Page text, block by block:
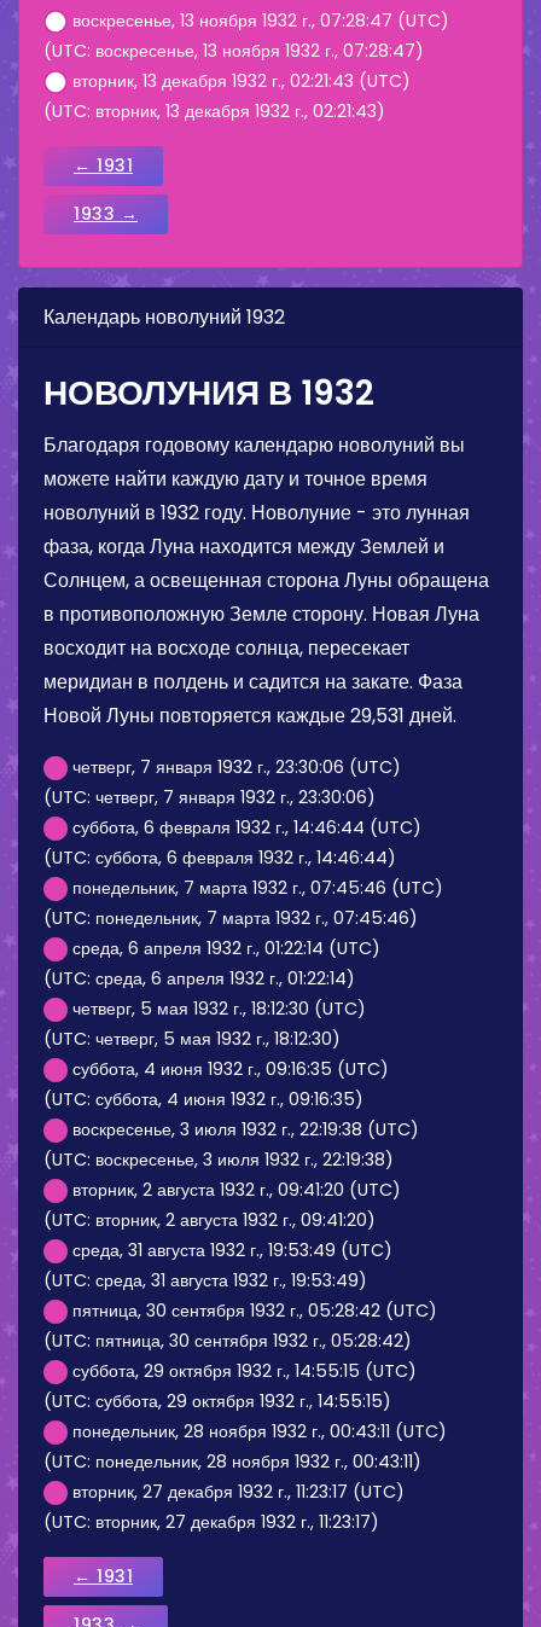
воскресенье, 13 ноября 1932 г., 07:28:47 (UTC)
(UTC: воскресенье, 13 ноября 1932 г., 07:28:47)
вторник, 13 декабря 1932 г., 02:21:43 (UTC)
(UTC: вторник, 13 декабря 1932 г., 02:21:43)
← 1931
1933 →
Календарь новолуний 1932
НОВОЛУНИЯ В 1932
Благодаря годовому календарю новолуний вы
можете найти каждую дату и точное время
новолуний в 1932 году. Новолуние - это лунная
фаза, когда Луна находится между Землей и
Солнцем, а освещенная сторона Луны обращена
в противоположную Земле сторону. Новая Луна
восходит на восходе солнца, пересекает
меридиан в полдень и садится на закате. Фаза
Новой Луны повторяется каждые 29,531 дней.
четверг, 7 января 1932 г., 23:30:06 (UTC)
(UTC: четверг, 7 января 1932 г., 23:30:06)
суббота, 6 февраля 1932 г., 14:46:44 (UTC)
(UTC: суббота, 6 февраля 1932 г., 14:46:44)
понедельник, 7 марта 1932 г., 07:45:46 (UTC)
(UTC: понедельник, 7 марта 1932 г., 07:45:46)
среда, 6 апреля 1932 г., 01:22:14 (UTC)
(UTC: среда, 6 апреля 1932 г., 01:22:14)
четверг, 5 мая 1932 г., 18:12:30 (UTC)
(UTC: четверг, 5 мая 1932 г., 18:12:30)
суббота, 4 июня 1932 г., 09:16:35 (UTC)
(UTC: суббота, 4 июня 1932 г., 09:16:35)
воскресенье, 3 июля 1932 г., 22:19:38 (UTC)
(UTC: воскресенье, 3 июля 1932 г., 22:19:38)
вторник, 2 августа 1932 г., 09:41:20 (UTC)
(UTC: вторник, 2 августа 1932 г., 09:41:20)
среда, 31 августа 1932 г., 19:53:49 (UTC)
(UTC: среда, 31 августа 1932 г., 19:53:49)
пятница, 30 сентября 1932 г., 05:28:42 (UTC)
(UTC: пятница, 30 сентября 1932 г., 05:28:42)
суббота, 29 октября 1932 г., 14:55:15 (UTC)
(UTC: суббота, 29 октября 1932 г., 14:55:15)
понедельник, 28 ноября 1932 г., 00:43:11 (UTC)
(UTC: понедельник, 28 ноября 1932 г., 00:43:11)
вторник, 27 декабря 1932 г., 11:23:17 (UTC)
(UTC: вторник, 27 декабря 1932 г., 11:23:17)
← 1931